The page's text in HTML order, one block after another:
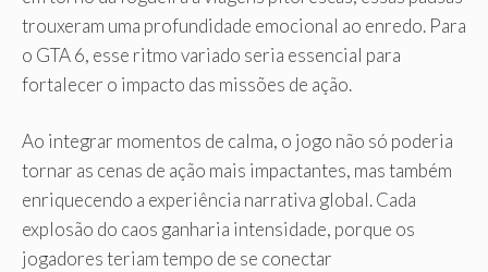
trouxeram uma profundidade emocional ao enredo. Para
o GTA 6, esse ritmo variado seria essencial para
fortalecer o impacto das missões de ação.
Ao integrar momentos de calma, o jogo não só poderia
tornar as cenas de ação mais impactantes, mas também
enriquecendo a experiência narrativa global. Cada
explosão do caos ganharia intensidade, porque os
jogadores teriam tempo de se conectar